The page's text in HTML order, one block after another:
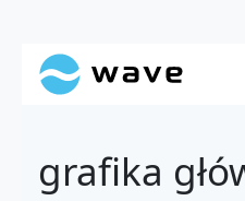
grafika